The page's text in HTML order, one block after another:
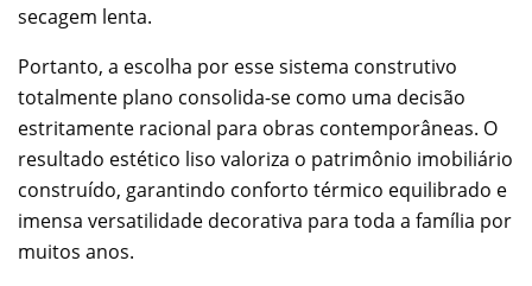
secagem lenta.
Portanto, a escolha por esse sistema construtivo
totalmente plano consolida-se como uma decisão
estritamente racional para obras contemporâneas. O
resultado estético liso valoriza o patrimônio imobiliário
construído, garantindo conforto térmico equilibrado e
imensa versatilidade decorativa para toda a família por
muitos anos.